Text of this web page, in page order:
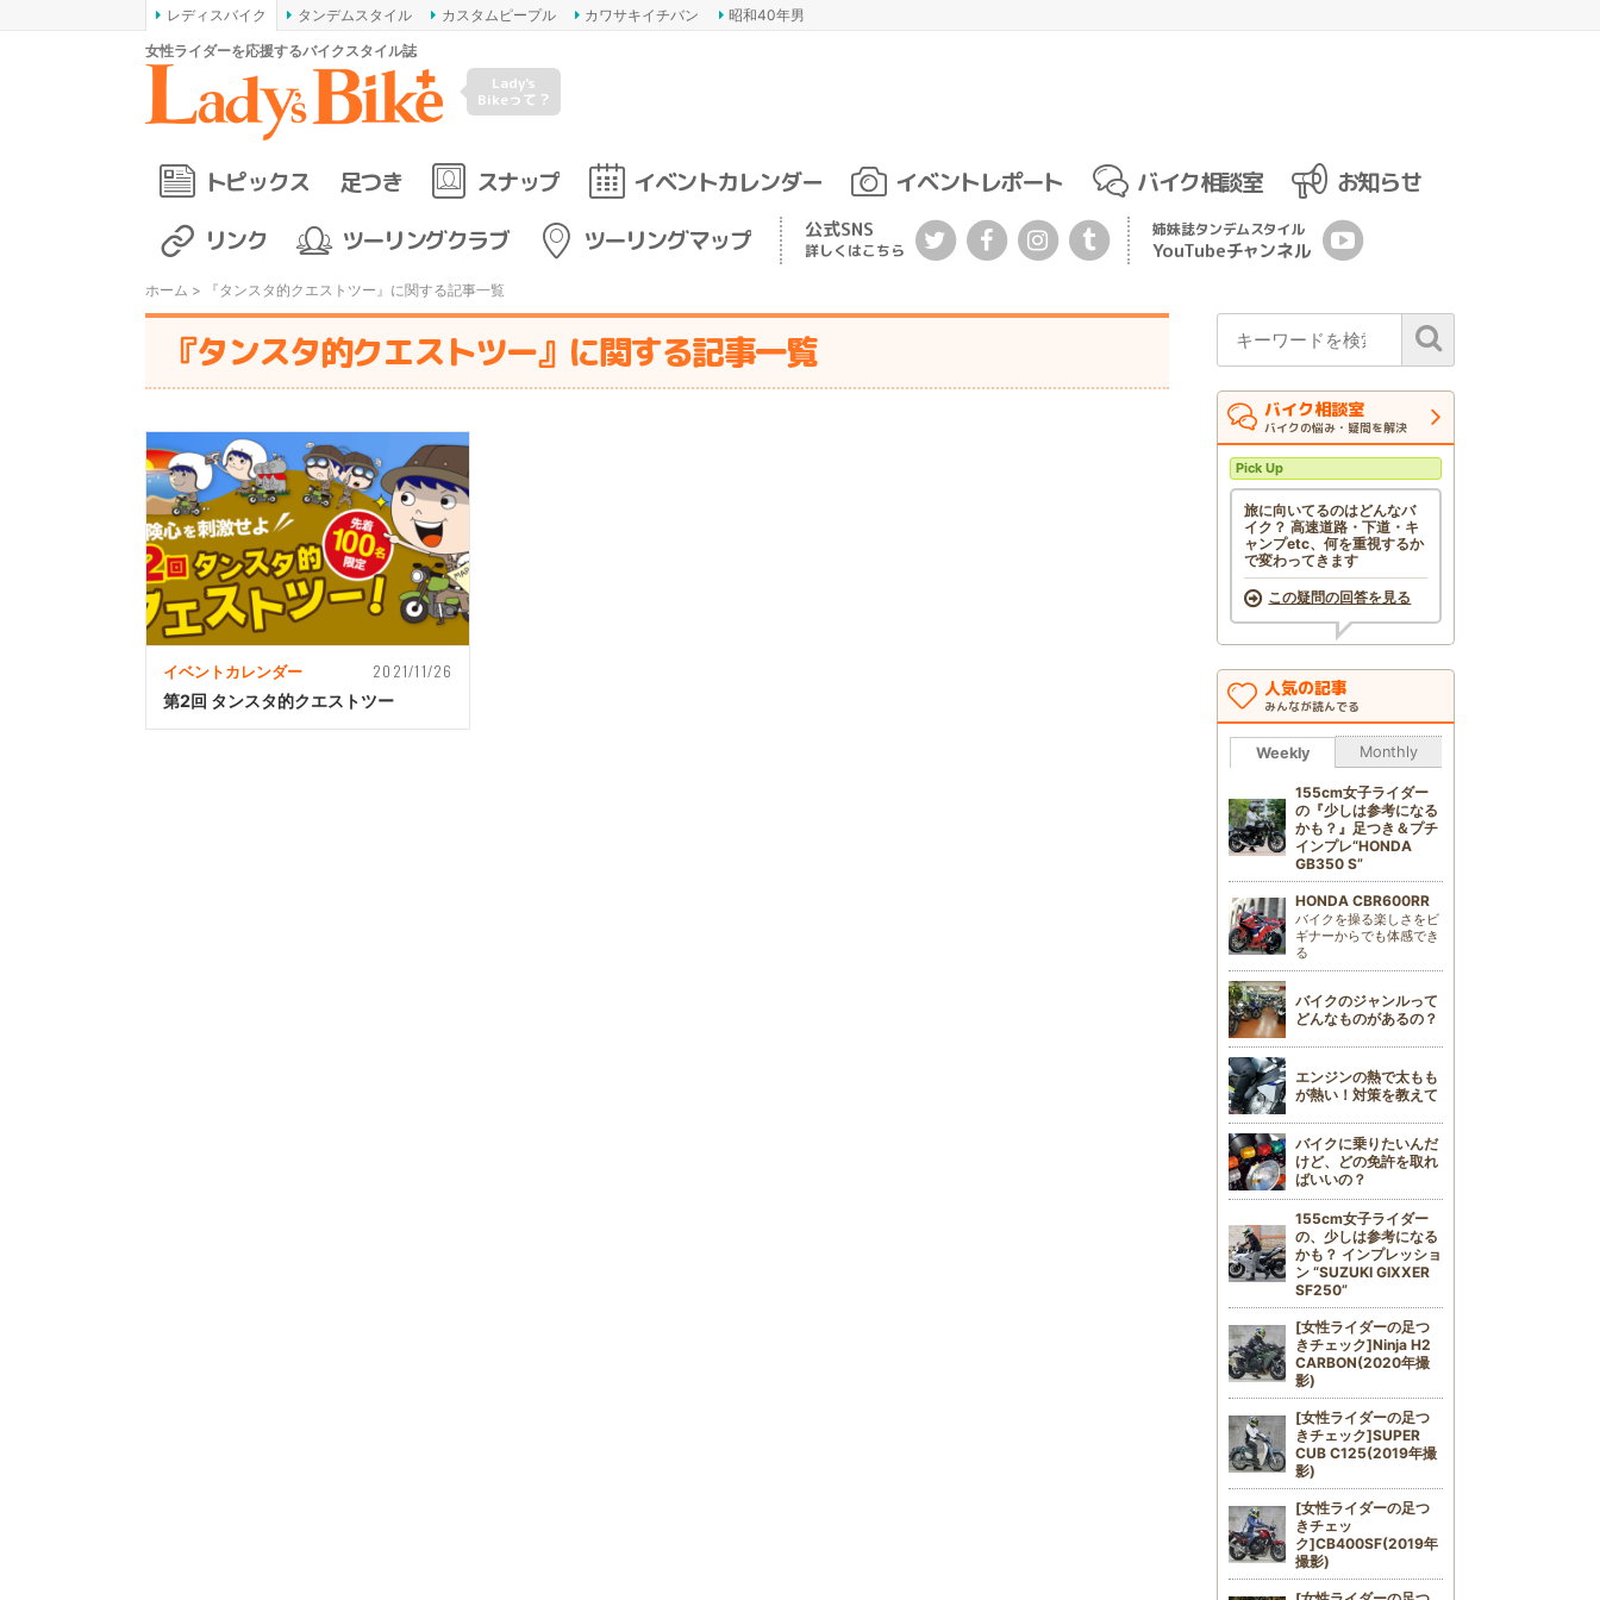
レディスバイク タンデムスタイル カスタムピープル カワサキイチバン
昭和40年男
女性ライダーを応援するバイクスタイル誌
Lady's
Bikeって？
トピックス 足つき スナップ イベントカレンダー イベントレポート バイク相談室
お知らせ
リンク
ツーリングクラブ ツーリングマップ 公式SNS
詳しくはこちら
姉妹誌タンデムスタイル
YouTubeチャンネル
ホーム > 『タンスタ的クエストツー』に関する記事一覧
『タンスタ的クエストツー』に関する記事一覧
イベントカレンダー 2021/11/26
第2回 タンスタ的クエストツー
バイク相談室
バイクの悩み・疑問を解決
Pick Up
旅に向いてるのはどんなバ
イク？ 高速道路・下道・キ
ャンプetc、何を重視するか
で変わってきます
この疑問の回答を見る
人気の記事
みんなが読んでる
Weekly Monthly
155cm女子ライダー
の『少しは参考になる
かも？』足つき＆プチ
インプレ“HONDA
GB350 S”
HONDA CBR600RR
バイクを操る楽しさをビ
ギナーからでも体感でき
る
バイクのジャンルって
どんなものがあるの？
エンジンの熱で太もも
が熱い！対策を教えて
バイクに乗りたいんだ
けど、どの免許を取れ
ばいいの？
155cm女子ライダー
の、少しは参考になる
かも？ インプレッショ
ン “SUZUKI GIXXER
SF250”
[女性ライダーの足つ
きチェック]Ninja H2
CARBON(2020年撮
影)
[女性ライダーの足つ
きチェック]SUPER
CUB C125(2019年撮
影)
[女性ライダーの足つ
きチェッ
ク]CB400SF(2019年
撮影)